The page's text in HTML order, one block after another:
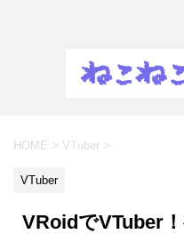
HOME > VTuber >
VTuber
VRoidでVTuber